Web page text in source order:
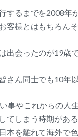
するまでを2008年
客様とはもちろん
出会ったのが19歳
さん同士でも10年
事やこれからの人
てしまう時期がある
本を離れて海外で